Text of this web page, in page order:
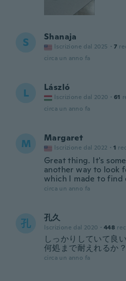
S Shanaja
Iscrizione dal 2025 · 7
circa un anno fa
L László
Iscrizione dal 2020 · 61
circa un anno fa
M Margaret
Iscrizione dal 2022 · 1
Great thing. It's
another way to look
which I made to find
circa un anno fa
孔 孔久
Iscrizione dal 2020 · 448
しっかりしていて良
何処まで耐えれるか
circa un anno fa